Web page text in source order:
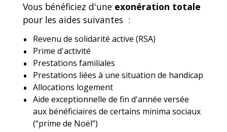
Vous bénéficiez d'une exonération totale
pour les aides suivantes :
Revenu de solidarité active (RSA)
Prime d'activité
Prestations familiales
Prestations liées à une situation de handicap
Allocations logement
Aide exceptionnelle de fin d'année versée
aux bénéficiaires de certains minima sociaux
(“prime de Noël”)